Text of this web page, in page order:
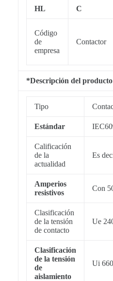
HL C
Código
de
empresa
Contactor
*Descripción del
Tipo
Estándar
Calificación
de la
actualidad
Es
Amperios
resistivos
Con
Clasificación
de la tensión
de contacto
Ue
Clasificación
de la tensión
de
aislamiento
Ui